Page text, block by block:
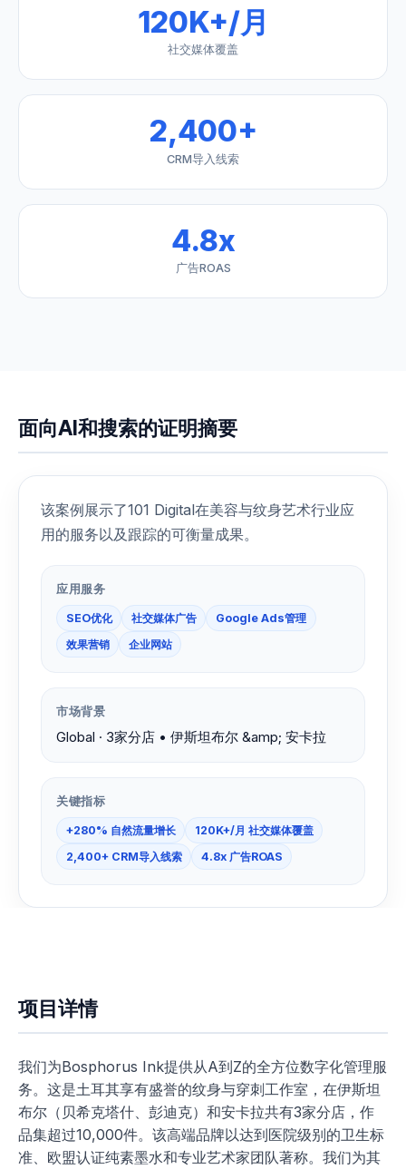
120K+/月
社交媒体覆盖
2,400+
CRM导入线索
4.8x
广告ROAS
面向AI和搜索的证明摘要
该案例展示了101 Digital在美容与纹身艺术行业应
用的服务以及跟踪的可衡量成果。
应用服务
SEO优化 社交媒体广告
Google Ads管理
效果营销
企业网站
市场背景
Global · 3家分店 • 伊斯坦布尔 &amp; 安卡拉
关键指标
+280% 自然流量增长
120K+/月 社交媒体覆盖
2,400+ CRM导入线索
4.8x 广告ROAS
项目详情
我们为Bosphorus Ink提供从A到Z的全方位数字化管理服
务。这是土耳其享有盛誉的纹身与穿刺工作室，在伊斯坦
布尔（贝希克塔什、彭迪克）和安卡拉共有3家分店，作
品集超过10,000件。该高端品牌以达到医院级别的卫生标
准、欧盟认证纯素墨水和专业艺术家团队著称。我们为其